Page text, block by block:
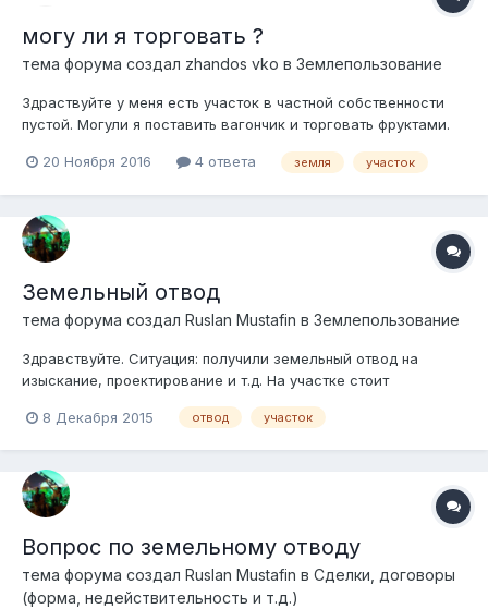
могу ли я торговать ?
тема форума создал zhandos vko в Землепользование
Здраствуйте у меня есть участок в частной собственности
пустой. Могули я поставить вагончик и торговать фруктами.
предназначен под ижс.
20 Ноября 2016 4 ответа земля участок
Земельный отвод
тема форума создал Ruslan Mustafin в Землепользование
Здравствуйте. Ситуация: получили земельный отвод на
изыскание, проектирование и т.д. На участке стоит
(срок у него прошел). Вопрос: какие меры нужно принять,
какие гос.органы (архитектура, гаск и т....
8 Декабря 2015 отвод участок
Вопрос по земельному отводу
тема форума создал Ruslan Mustafin в Сделки, договоры
(форма, недействительность и т.д.)